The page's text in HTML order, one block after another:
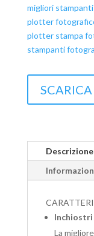
migliori
plotter
plotter stampa
stampanti
Descrizione
Inchiostri
La